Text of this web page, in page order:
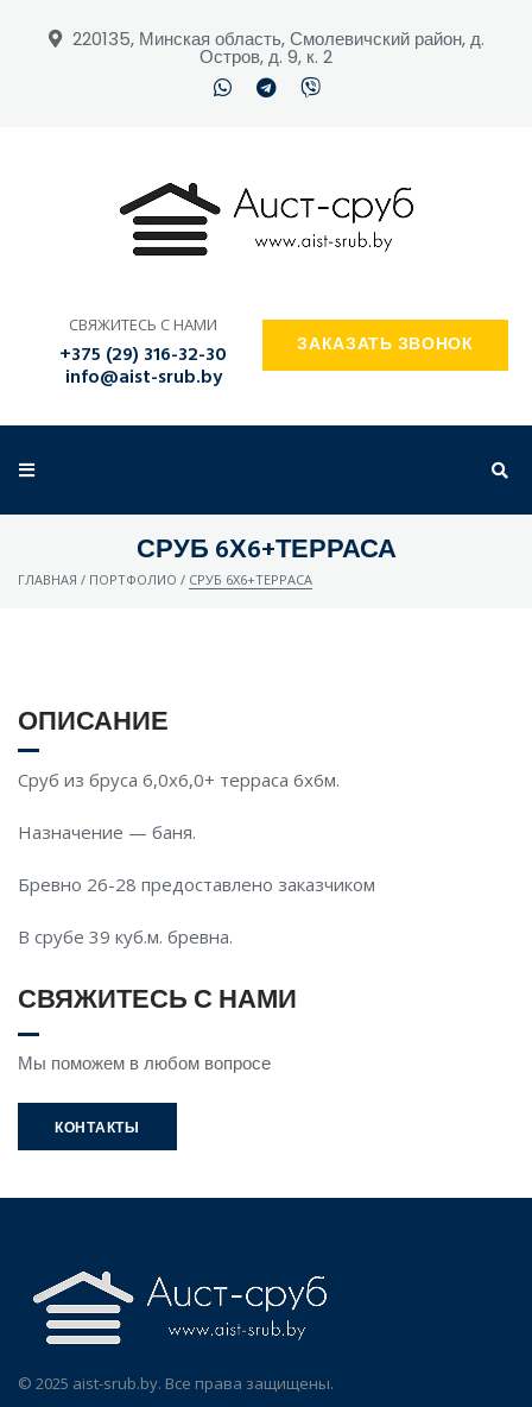
220135, Минская область, Смолевичский район, д.
Остров, д. 9, к. 2
СВЯЖИТЕСЬ С НАМИ
+375 (29) 316-32-30
info@aist-srub.by
ЗАКАЗАТЬ ЗВОНОК
СРУБ 6Х6+ТЕРРАСА
ГЛАВНАЯ / ПОРТФОЛИО / СРУБ 6Х6+ТЕРРАСА
ОПИСАНИЕ
Сруб из бруса 6,0х6,0+ терраса 6х6м.
Назначение — баня.
Бревно 26-28 предоставлено заказчиком
В срубе 39 куб.м. бревна.
СВЯЖИТЕСЬ С НАМИ
Мы поможем в любом вопросе
КОНТАКТЫ
© 2025 aist-srub.by. Все права защищены.
ЗАКАЗАТЬ ЗВОНОК
Ваше имя*
Ваш номер телефона